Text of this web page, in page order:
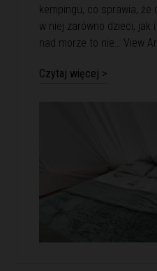
kempingu, co sprawia, że
w niej zarówno dzieci, jak
nad morze to nie… View
Czytaj więcej >